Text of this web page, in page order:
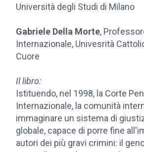
Università degli Studi di Milano
Gabriele Della Morte,
Internazionale, Univesrità
Cuore
Il libro:
Istituendo, nel 1998, la Corte
Internazionale, la comunità
immaginare un sistema di
globale, capace di porre fine
autori dei più gravi crimini: il